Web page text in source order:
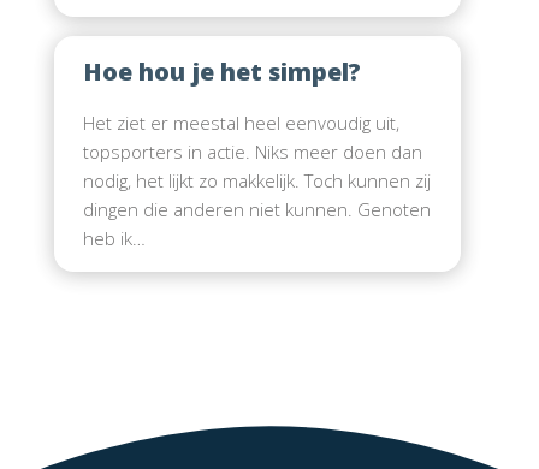
Hoe hou je het simpel?
Het ziet er meestal heel eenvoudig uit,
topsporters in actie. Niks meer doen dan
nodig, het lijkt zo makkelijk. Toch kunnen zij
dingen die anderen niet kunnen. Genoten
heb ik…